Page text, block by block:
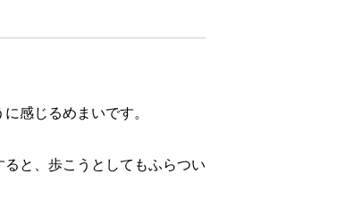
感じるめまいです。
と、歩こうとしてもふらつい